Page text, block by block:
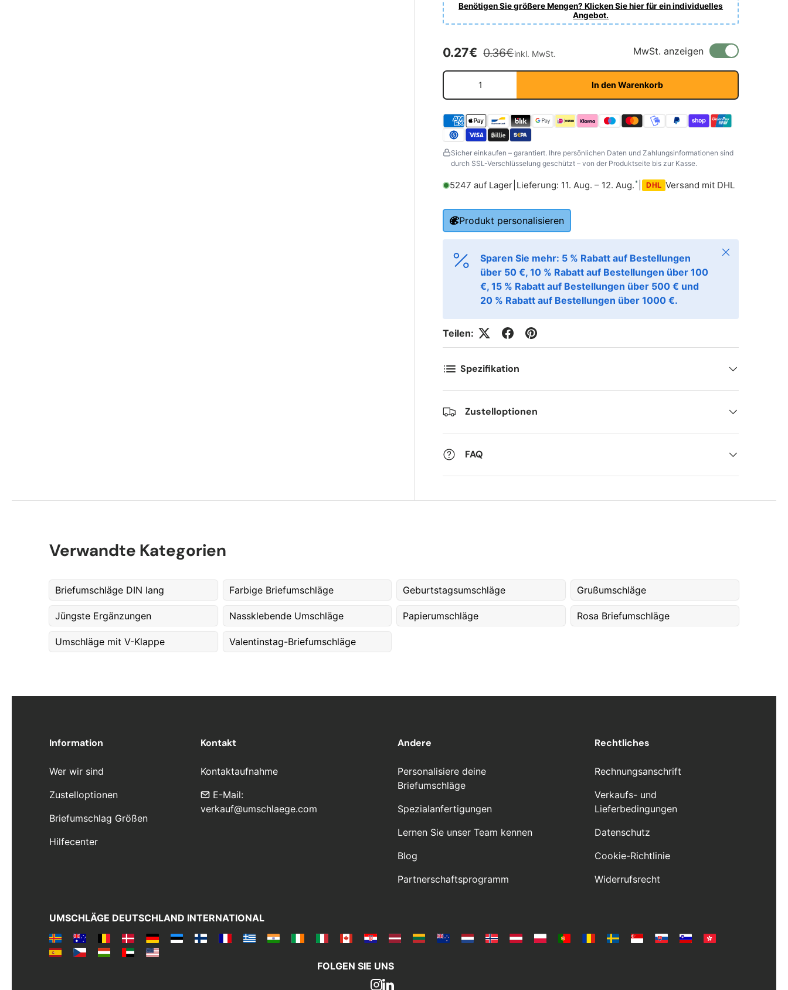
Benötigen Sie größere Mengen? Klicken Sie hier für ein individuelles
Angebot.
*
Verkaufspreis
0.27€ Normaler Preis
0.36€inkl. MwSt. MwSt. anzeigen
Anzahl
In den Warenkorb
Sicher einkaufen – garantiert. Ihre persönlichen Daten und Zahlungsinformationen sind
durch SSL-Verschlüsselung geschützt – von der Produktseite bis zur Kasse.
5247 auf Lager Lieferung: 11. Aug. – 12. Aug.* DHL Versand mit DHL
Produkt personalisieren
Sparen Sie mehr: 5 % Rabatt auf Bestellungen
über 50 €, 10 % Rabatt auf Bestellungen über 100
€, 15 % Rabatt auf Bestellungen über 500 € und
20 % Rabatt auf Bestellungen über 1000 €.
Schließen
Teilen:
Spezifikation
Zustelloptionen
FAQ
Verwandte Kategorien
Briefumschläge DIN lang Farbige Briefumschläge Geburtstagsumschläge Grußumschläge
Jüngste Ergänzungen Nassklebende Umschläge Papierumschläge Rosa Briefumschläge
Umschläge mit V-Klappe Valentinstag-Briefumschläge
Information
Wer wir sind
Zustelloptionen
Briefumschlag Größen
Hilfecenter
Kontakt
Kontaktaufnahme
E-Mail:
verkauf@umschlaege.com
Andere
Personalisiere deine
Briefumschläge
Spezialanfertigungen
Lernen Sie unser Team kennen
Blog
Partnerschaftsprogramm
Rechtliches
Rechnungsanschrift
Verkaufs- und
Lieferbedingungen
Datenschutz
Cookie-Richtlinie
Widerrufsrecht
UMSCHLÄGE DEUTSCHLAND INTERNATIONAL
FOLGEN SIE UNS